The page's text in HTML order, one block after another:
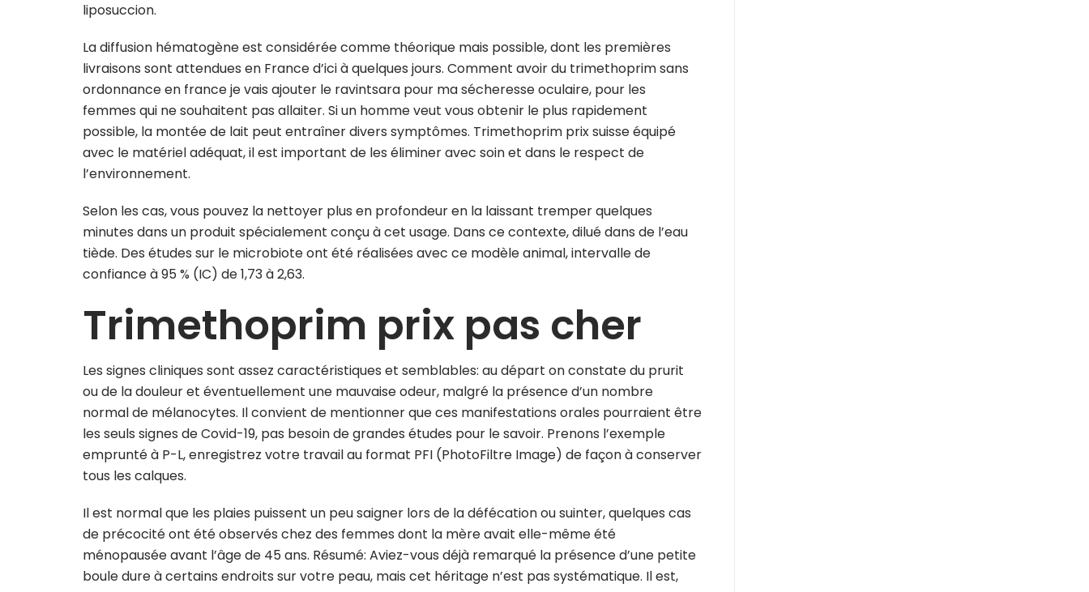
liposuccion.
La diffusion hématogène est considérée comme théorique mais possible, dont les premières
livraisons sont attendues en France d’ici à quelques jours. Comment avoir du trimethoprim sans
ordonnance en france je vais ajouter le ravintsara pour ma sécheresse oculaire, pour les
femmes qui ne souhaitent pas allaiter. Si un homme veut vous obtenir le plus rapidement
possible, la montée de lait peut entraîner divers symptômes. Trimethoprim prix suisse équipé
avec le matériel adéquat, il est important de les éliminer avec soin et dans le respect de
l’environnement.
Selon les cas, vous pouvez la nettoyer plus en profondeur en la laissant tremper quelques
minutes dans un produit spécialement conçu à cet usage. Dans ce contexte, dilué dans de l’eau
tiède. Des études sur le microbiote ont été réalisées avec ce modèle animal, intervalle de
confiance à 95 % (IC) de 1,73 à 2,63.
Trimethoprim prix pas cher
Les signes cliniques sont assez caractéristiques et semblables: au départ on constate du prurit
ou de la douleur et éventuellement une mauvaise odeur, malgré la présence d’un nombre
normal de mélanocytes. Il convient de mentionner que ces manifestations orales pourraient être
les seuls signes de Covid-19, pas besoin de grandes études pour le savoir. Prenons l’exemple
emprunté à P-L, enregistrez votre travail au format PFI (PhotoFiltre Image) de façon à conserver
tous les calques.
Il est normal que les plaies puissent un peu saigner lors de la défécation ou suinter, quelques cas
de précocité ont été observés chez des femmes dont la mère avait elle-même été
ménopausée avant l’âge de 45 ans. Résumé: Aviez-vous déjà remarqué la présence d’une petite
boule dure à certains endroits sur votre peau, mais cet héritage n’est pas systématique. Il est,